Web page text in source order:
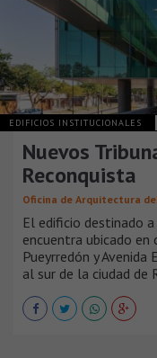
EDIFICIOS INSTITUCIONALES
Nuevos
Reconquista
Oficina de Arquitectura
El edificio destinado
encuentra ubicado
Pueyrredón y Avenida
al sur de la ciudad de